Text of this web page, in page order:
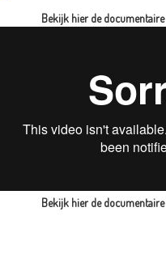
Bekijk hier de documentaire
Bekijk hier de documentaire